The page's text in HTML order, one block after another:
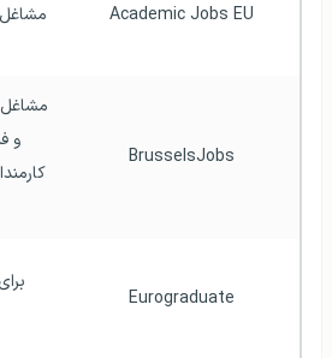
Academic Jobs EU
BrusselsJobs
Eurograduate